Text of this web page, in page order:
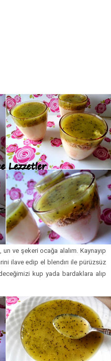
ve şekeri ocağa alalım. Kaynayıp
ilave edip el blendırı ile pürüzsüz
kup yada bardaklara alıp